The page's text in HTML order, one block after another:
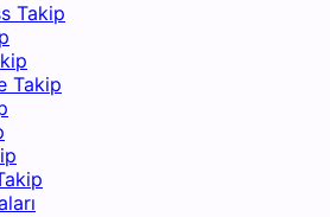
Takip
Takip